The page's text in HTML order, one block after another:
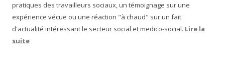
pratiques des travailleurs sociaux, un témoignage sur une
expérience vécue ou une réaction "à chaud" sur un fait
d'actualité intéressant le secteur social et medico-social. Lire la
suite